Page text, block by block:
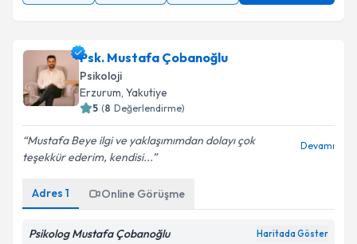
Psk. Mustafa Çobanoğlu
Psikoloji
Erzurum, Yakutiye
5 (8 Değerlendirme)
Mustafa Beye ilgi ve yaklaşımımdan dolayı çok
teşekkür ederim, kendisi...
Devamı
Adres 1 Online Görüşme
Psikolog Mustafa Çobanoğlu Haritada Göster